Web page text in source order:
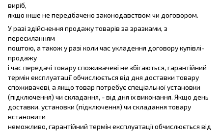
виріб,
якщо інше не передбачено законодавством чи договором.
У разі здійснення продажу товарів за зразками, з
пересиланням
поштою, а також у разі коли час укладення договору купівлі-
продажу
і час передачі товару споживачеві не збігаються, гарантійний
термін експлуатації обчислюється від дня доставки товару
споживачеві, а якщо товар потребує спеціальної установки
(підключення) чи складання, - від дня їх виконання. Якщо день
доставки, установки (підключення) чи складання товару
встановити
неможливо, гарантійний термін експлуатації обчислюється від